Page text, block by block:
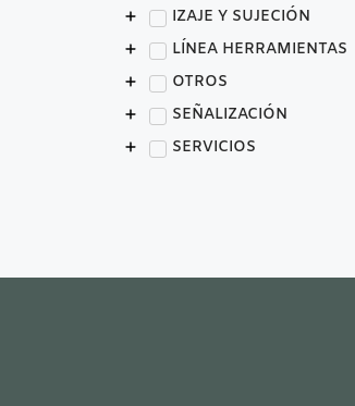
IZAJE Y SUJECIÓN
LÍNEA HERRAMIENTAS
OTROS
SEÑALIZACIÓN
SERVICIOS